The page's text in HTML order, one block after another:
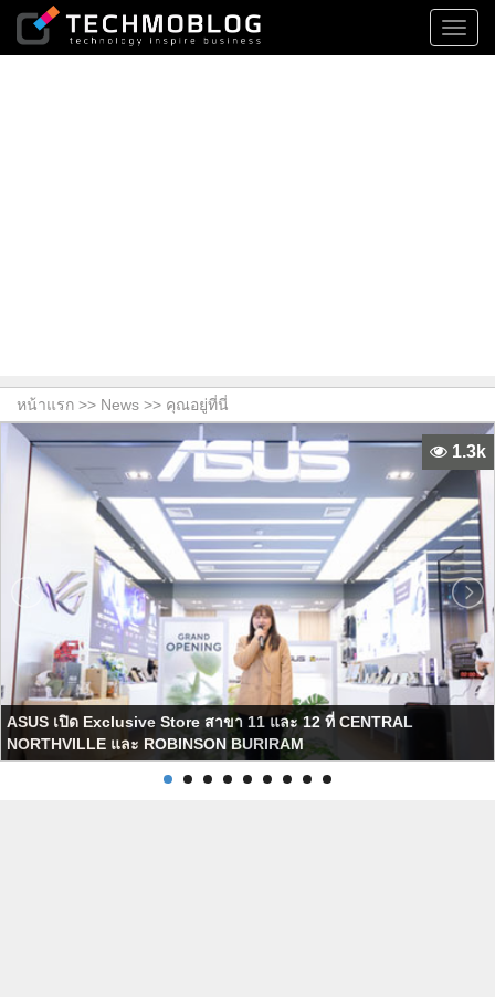
หน้าแรก >> News >> คุณอยู่ที่นี่
ASUS เปิด Exclusive Store สาขา 11 และ 12 ที่ CENTRAL
NORTHVILLE และ ROBINSON BURIRAM
1.3k